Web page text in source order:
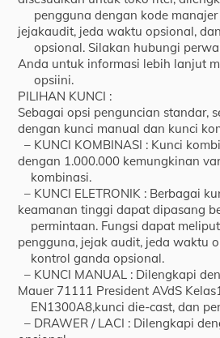
pengguna dengan kode manajer
jejakaudit, jeda waktu opsional,
opsional. Silakan hubungi
Anda untuk informasi lebih lanjut
opsiini.
PILIHAN KUNCI :
Sebagai opsi penguncian standar,
dengan kunci manual dan kunci
– KUNCI KOMBINASI : Kunci
dengan 1.000.000 kemungkinan
kombinasi.
– KUNCI ELETRONIK : Berbagai
keamanan tinggi dapat dipasang
permintaan. Fungsi dapat
pengguna, jejak audit, jeda waktu
kontrol ganda opsional.
– KUNCI MANUAL : Dilengkapi
Mauer 71111 President AVdS Kelas1
EN1300A8,kunci die-cast, dan
– DRAWER / LACI : Dilengkapi